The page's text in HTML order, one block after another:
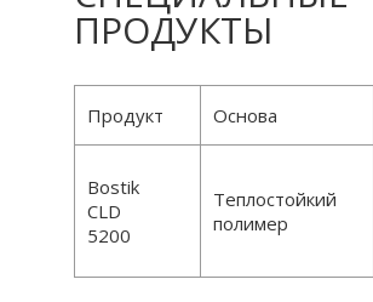
ПРОДУКТЫ
Продукт Основа
Bostik
CLD
5200
Теплостойкий
полимер